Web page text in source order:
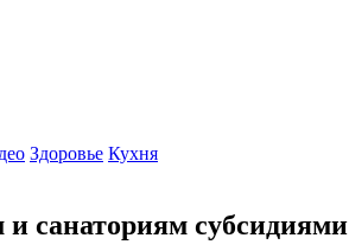
Здоровье Кухня
санаториям субсидиями